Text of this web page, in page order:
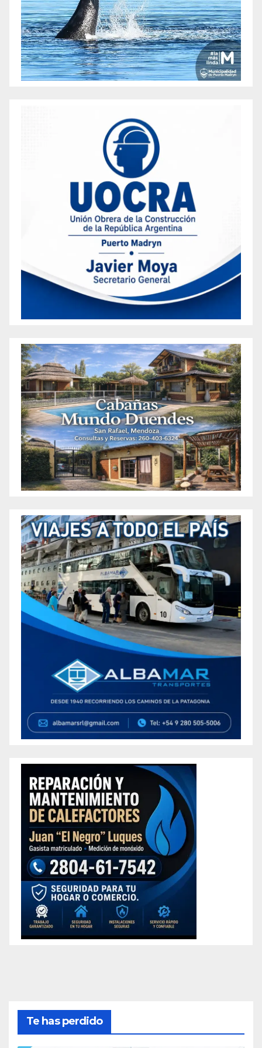
Te has perdido